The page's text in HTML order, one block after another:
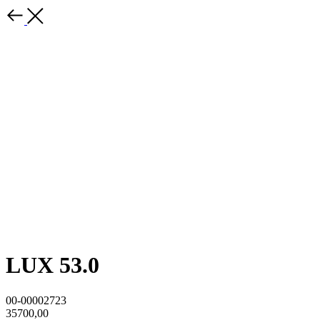
LUX 53.0
00-00002723
35700,00